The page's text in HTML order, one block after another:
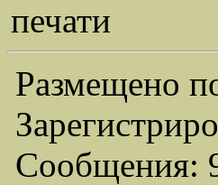
печати
Размещено
Сообщения: